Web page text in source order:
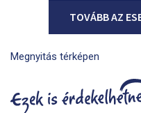
TOVÁBB AZ
Megnyitás térképen